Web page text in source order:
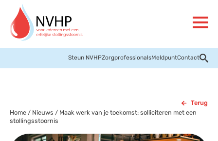
Steun NVHPZorgprofessionalsMeldpuntContact
Terug
Home / Nieuws / Maak werk van je toekomst: solliciteren met een
stollingsstoornis